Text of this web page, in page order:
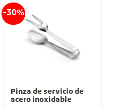
-30%
Pinza de servicio de
acero inoxidable